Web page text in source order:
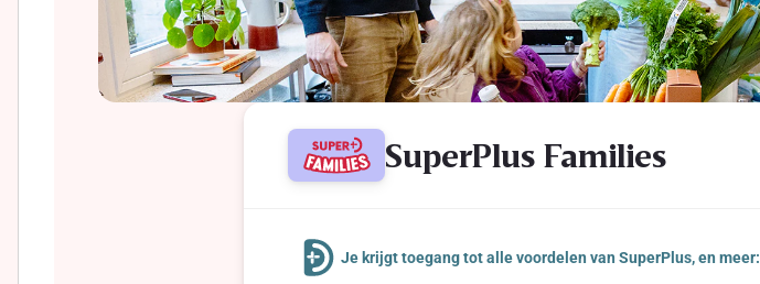
SuperPlus Families
Je krijgt toegang tot alle voordelen van SuperPlus, en meer: